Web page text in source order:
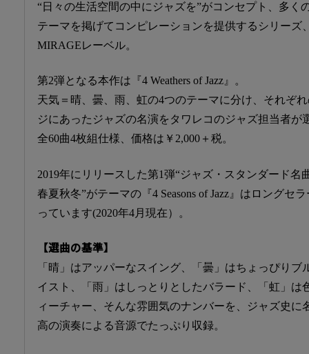
“日々の生活空間の中にジャズを”がコンセプト、多く
テーマを掲げてコンピレーションを提供するシリーズ
MIRAGEレーベル。
第2弾となる本作は『4 Weathers of Jazz』。
天気＝晴、曇、雨、虹の4つのテーマに分け、それぞ
ジにあったジャズの名演をタワレコのジャズ担当者が
全60曲4枚組仕様、価格は￥2,000＋税。
2019年にリリースした第1弾“ジャズ・スタンダード名
春夏秋冬”がテーマの『4 Seasons of Jazz』はロングセ
っています(2020年4月現在）。
【選曲の基準】
「晴」はアッパーなスイング、「曇」はちょっぴりブ
イスト、「雨」はしっとりとしたバラード、「虹」は
ィーチャー、そんな雰囲気のナンバーを、ジャズ史に
高の演奏による音源でたっぷり収録。